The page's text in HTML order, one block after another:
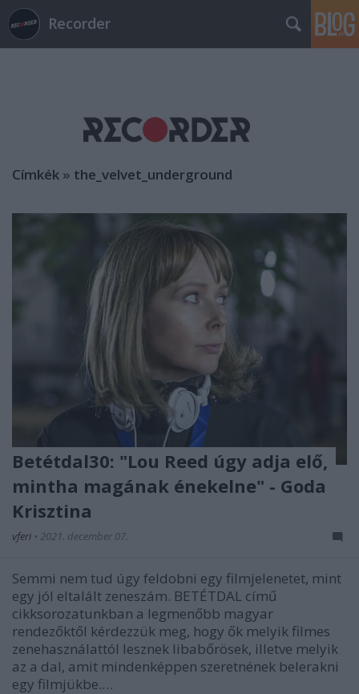
Recorder
Címkék » the_velvet_underground
Betétdal30: "Lou Reed úgy adja elő,
mintha magának énekelne" - Goda
Krisztina
vferi • 2021. december 07.
Semmi nem tud úgy feldobni egy filmjelenetet, mint
egy jól eltalált zeneszám. BETÉTDAL című
cikksorozatunkban a legmenőbb magyar
rendezőktől kérdezzük meg, hogy ők melyik filmes
zenehasználattól lesznek libabőrösek, illetve melyik
az a dal, amit mindenképpen szeretnének belerakni
egy filmjükbe.…